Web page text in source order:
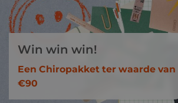
Win win win!
Een Chiropakket ter waarde van
€90